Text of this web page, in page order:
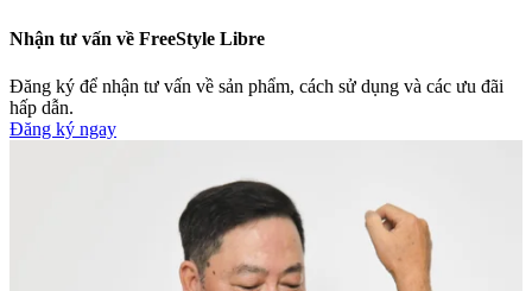
Nhận tư vấn về FreeStyle Libre
Đăng ký để nhận tư vấn về sản phẩm, cách sử dụng và các ưu đãi
hấp dẫn.
Đăng ký ngay